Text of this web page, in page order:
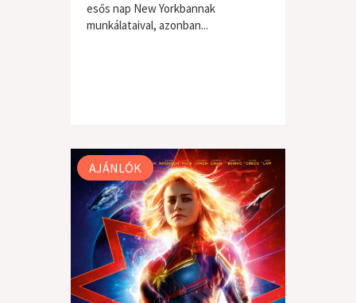
esős nap New Yorkbannak
munkálataival, azonban...
AJÁNLÓK